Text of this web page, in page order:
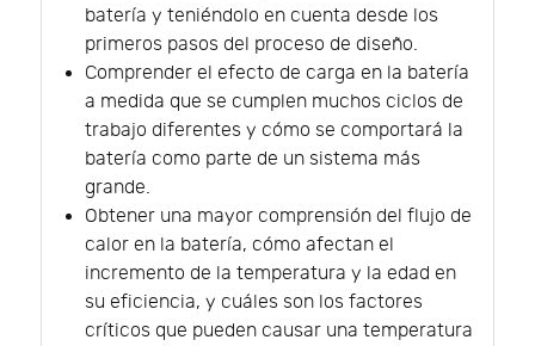
batería y teniéndolo en cuenta desde los
primeros pasos del proceso de diseño.
Comprender el efecto de carga en la batería
a medida que se cumplen muchos ciclos de
trabajo diferentes y cómo se comportará la
batería como parte de un sistema más
grande.
Obtener una mayor comprensión del flujo de
calor en la batería, cómo afectan el
incremento de la temperatura y la edad en
su eficiencia, y cuáles son los factores
críticos que pueden causar una temperatura